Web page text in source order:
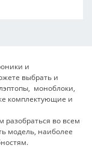
и
выбрать и
моноблоки,
комплектующие и
во всем
модель, наиболее